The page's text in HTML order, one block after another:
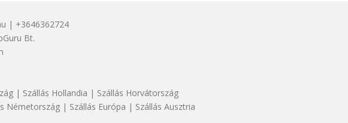
| +3646362724
Bt.
| Szállás Hollandia | Szállás Horvátország
Németország| Szállás Európa | Szállás Ausztria